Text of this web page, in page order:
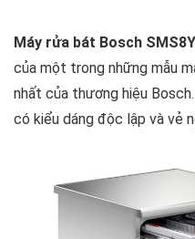
Máy rửa bát Bosch
của một trong những mẫu
nhất của thương hiệu
có kiểu dáng độc lập và vẻ